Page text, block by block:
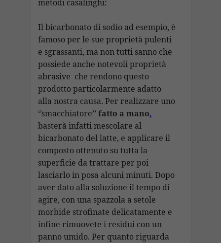
metodi casalinghi:
Il bicarbonato di sodio ad esempio, è
famoso per le sue proprietà pulenti
e sgrassanti, ma non tutti sanno che
possiede anche notevoli proprietà
abrasive che rendono questo
prodotto particolarmente adatto
alla nostra causa. Per realizzare uno
‘’smacchiatore’’ fatto a mano,
basterà infatti mescolare al
bicarbonato del latte, e applicare il
composto ottenuto su tutta la
superficie da trattare per poi
lasciarlo in posa alcuni minuti. Dopo
aver dato alla soluzione il tempo di
agire, con una spazzola a setole
morbide strofinate delicatamente e
infine rimuovete i residui con un
panno umido. Per quanto riguarda